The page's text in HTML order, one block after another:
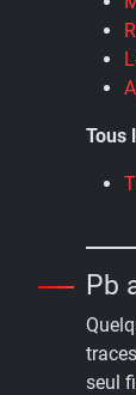
Tous
Pb
seul